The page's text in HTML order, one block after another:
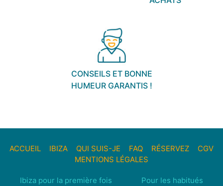
CONSEILS ET BONNE
HUMEUR GARANTIS !
ACCUEIL IBIZA QUI SUIS-JE FAQ RÉSERVEZ
CGV
MENTIONS LÉGALES
Ibiza pour la première fois
Pour les habitués